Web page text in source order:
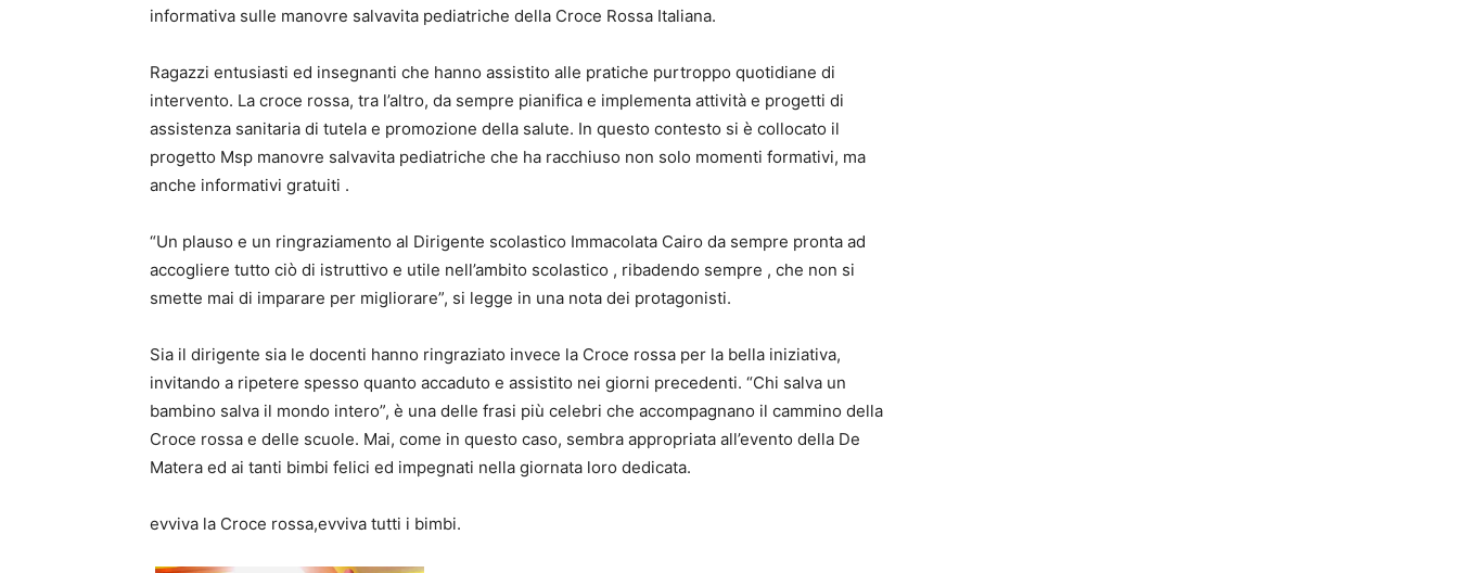
informativa sulle manovre salvavita pediatriche della Croce Rossa Italiana.
Ragazzi entusiasti ed insegnanti che hanno assistito alle pratiche purtroppo quotidiane di
intervento. La croce rossa, tra l’altro, da sempre pianifica e implementa attività e progetti di
assistenza sanitaria di tutela e promozione della salute. In questo contesto si è collocato il
progetto Msp manovre salvavita pediatriche che ha racchiuso non solo momenti formativi, ma
anche informativi gratuiti .
“Un plauso e un ringraziamento al Dirigente scolastico Immacolata Cairo da sempre pronta ad
accogliere tutto ciò di istruttivo e utile nell’ambito scolastico , ribadendo sempre , che non si
smette mai di imparare per migliorare”, si legge in una nota dei protagonisti.
Sia il dirigente sia le docenti hanno ringraziato invece la Croce rossa per la bella iniziativa,
invitando a ripetere spesso quanto accaduto e assistito nei giorni precedenti. “Chi salva un
bambino salva il mondo intero”, è una delle frasi più celebri che accompagnano il cammino della
Croce rossa e delle scuole. Mai, come in questo caso, sembra appropriata all’evento della De
Matera ed ai tanti bimbi felici ed impegnati nella giornata loro dedicata.
evviva la Croce rossa,evviva tutti i bimbi.